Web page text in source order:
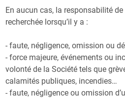
En aucun cas, la responsabilité
recherchée lorsqu’il y a :
- faute, négligence, omission ou
- force majeure, événements ou
volonté de la Société tels que
calamités publiques, incendies…
- faute, négligence ou omission